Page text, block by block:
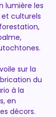
lumière les
culturels
sur la
du
à la
en
décors.